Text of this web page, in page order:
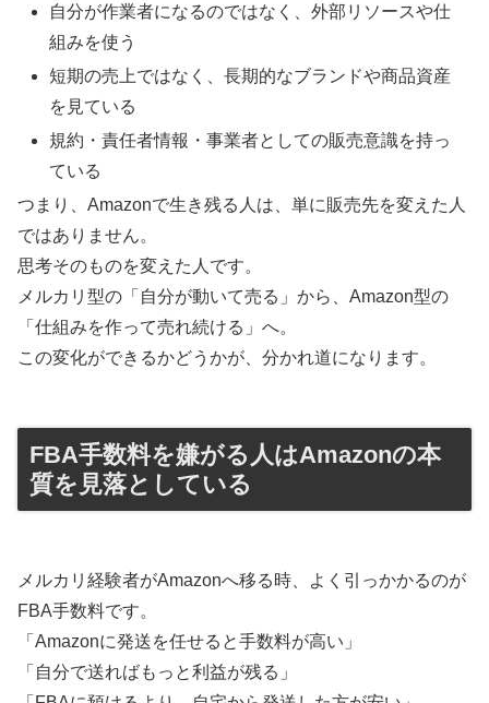
自分が作業者になるのではなく、外部リソースや仕
組みを使う
短期の売上ではなく、長期的なブランドや商品資産
を見ている
規約・責任者情報・事業者としての販売意識を持っ
ている
つまり、Amazonで生き残る人は、単に販売先を変えた人
ではありません。
思考そのものを変えた人です。
メルカリ型の「自分が動いて売る」から、Amazon型の
「仕組みを作って売れ続ける」へ。
この変化ができるかどうかが、分かれ道になります。
FBA手数料を嫌がる人はAmazonの本
質を見落としている
メルカリ経験者がAmazonへ移る時、よく引っかかるのが
FBA手数料です。
「Amazonに発送を任せると手数料が高い」
「自分で送ればもっと利益が残る」